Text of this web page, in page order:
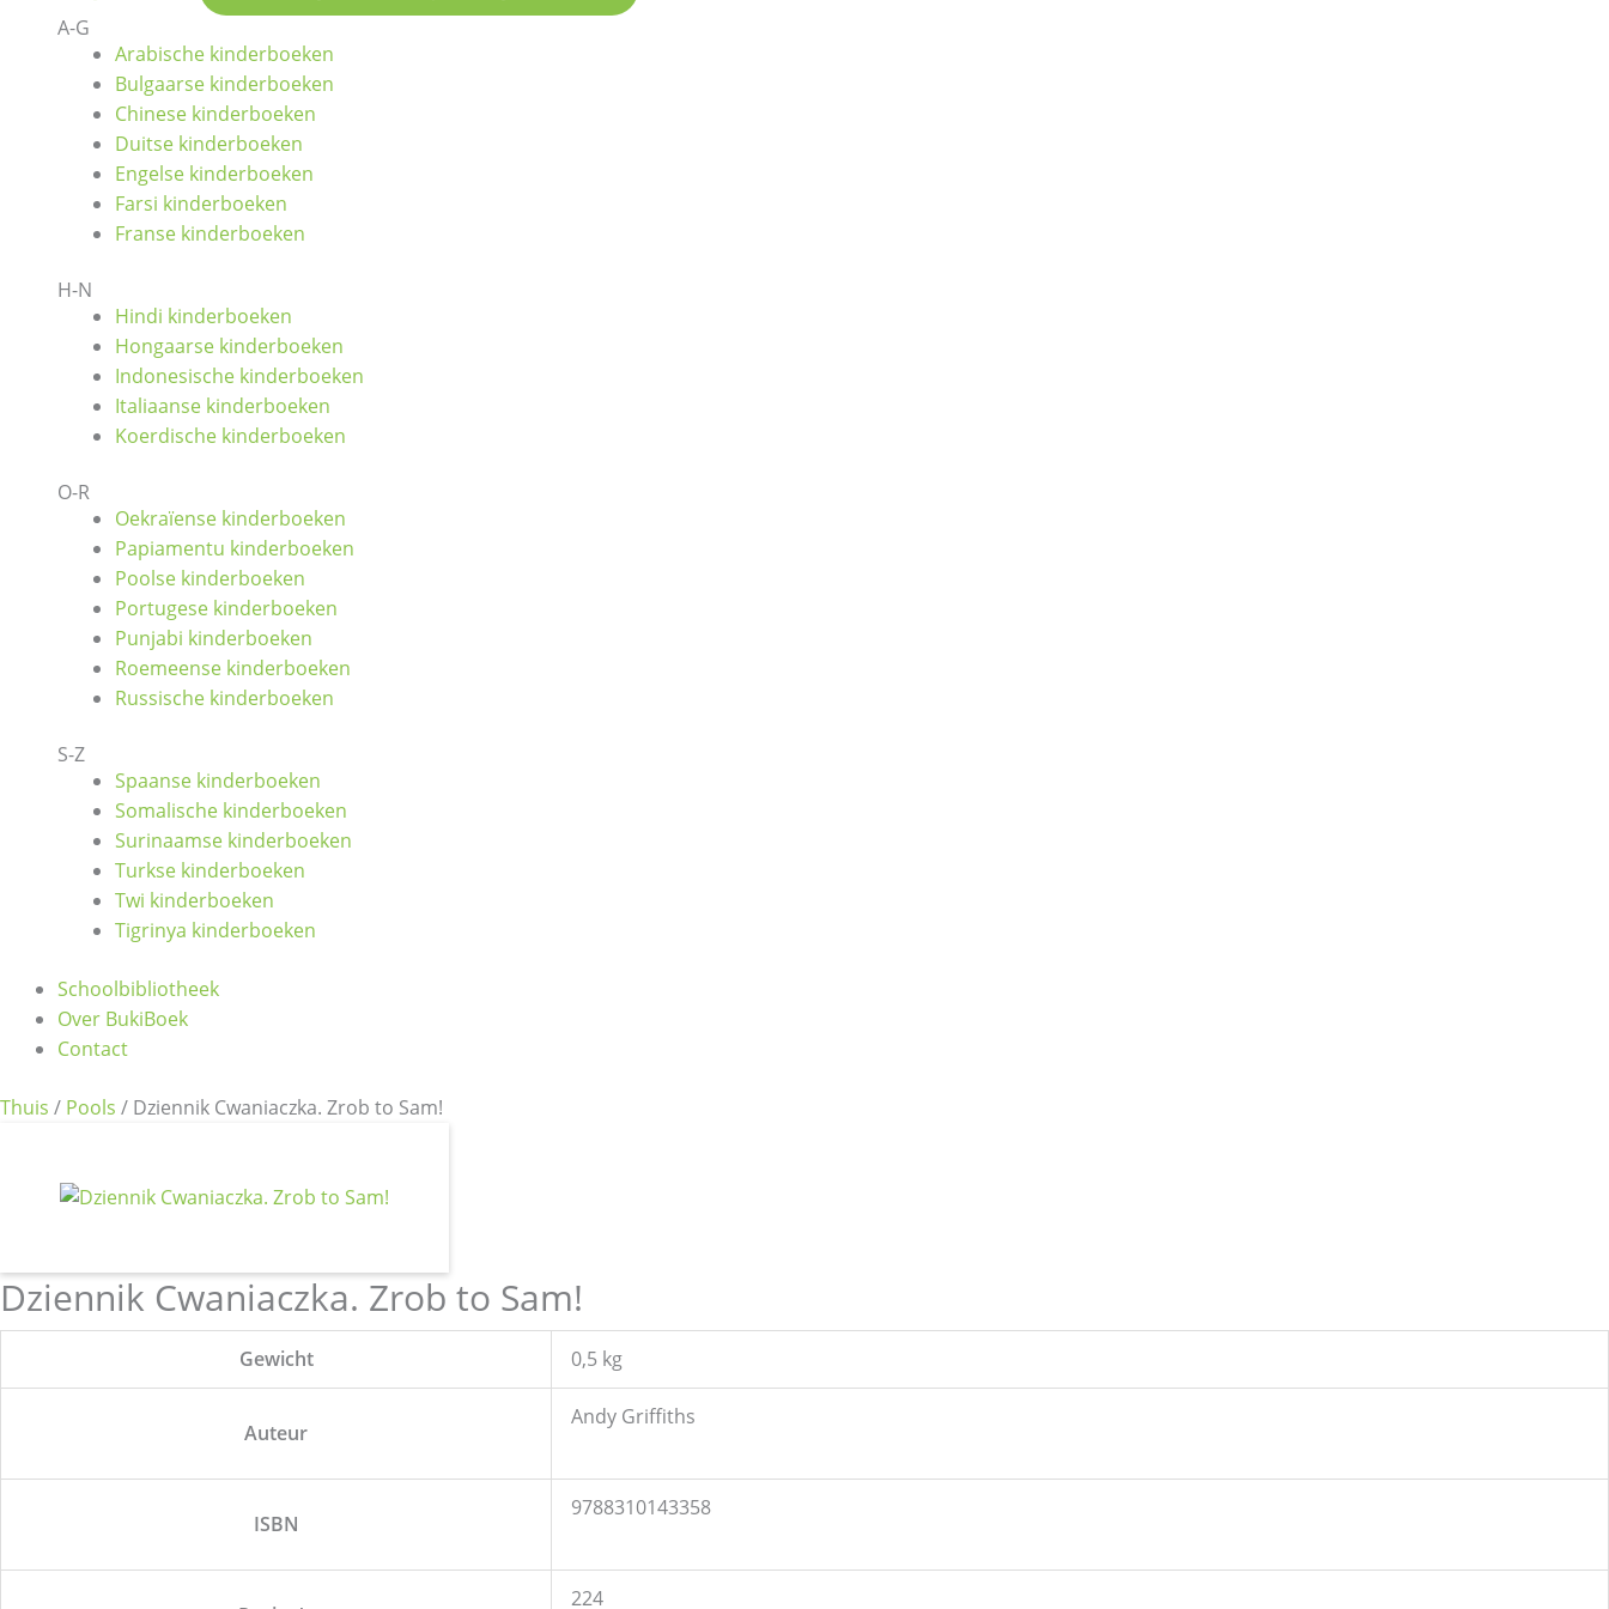
A-G
Arabische kinderboeken
Bulgaarse kinderboeken
Chinese kinderboeken
Duitse kinderboeken
Engelse kinderboeken
Farsi kinderboeken
Franse kinderboeken
H-N
Hindi kinderboeken
Hongaarse kinderboeken
Indonesische kinderboeken
Italiaanse kinderboeken
Koerdische kinderboeken
O-R
Oekraïense kinderboeken
Papiamentu kinderboeken
Poolse kinderboeken
Portugese kinderboeken
Punjabi kinderboeken
Roemeense kinderboeken
Russische kinderboeken
S-Z
Spaanse kinderboeken
Somalische kinderboeken
Surinaamse kinderboeken
Turkse kinderboeken
Twi kinderboeken
Tigrinya kinderboeken
Schoolbibliotheek
Over BukiBoek
Contact
Thuis / Pools / Dziennik Cwaniaczka. Zrob to Sam!
Dziennik Cwaniaczka. Zrob to Sam!
Gewicht 0,5 kg
Auteur
Andy Griffiths
ISBN
9788310143358
224